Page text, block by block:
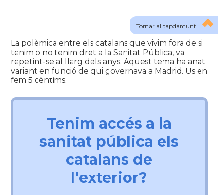
Tornar al capdamunt
La polèmica entre els catalans que vivim fora de si
tenim o no tenim dret a la Sanitat Pública, va
repetint-se al llarg dels anys. Aquest tema ha anat
variant en funció de qui governava a Madrid. Us en
fem 5 cèntims.
Tenim accés a la
sanitat pública els
catalans de
l'exterior?